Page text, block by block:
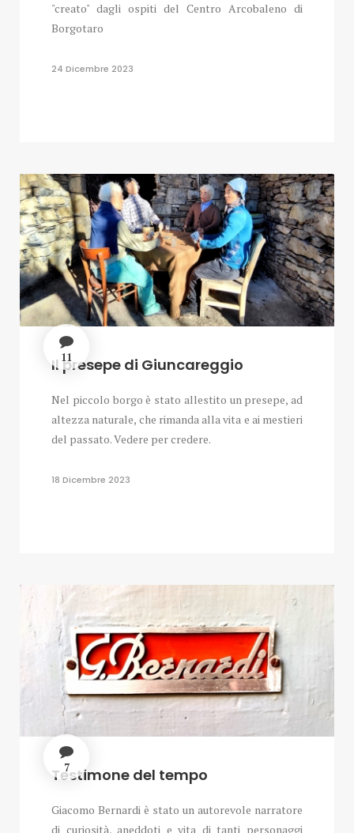
"creato" dagli ospiti del Centro Arcobaleno di
Borgotaro
24 Dicembre 2023
11
Il presepe di Giuncareggio
Nel piccolo borgo è stato allestito un presepe, ad
altezza naturale, che rimanda alla vita e ai mestieri
del passato. Vedere per credere.
18 Dicembre 2023
7
Testimone del tempo
Giacomo Bernardi è stato un autorevole narratore
di curiosità, aneddoti e vita di tanti personaggi